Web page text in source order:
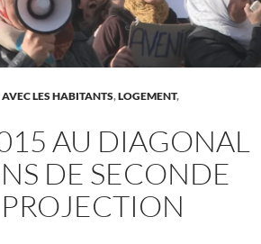
LES HABITANTS,LOGEMENT,
AU DIAGONAL
DE SECONDE